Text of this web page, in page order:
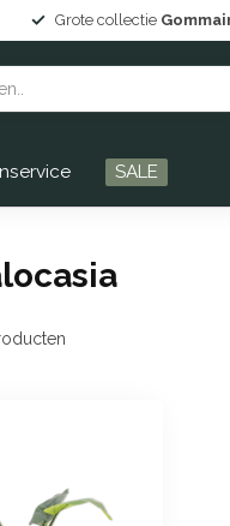
Grote collectie
SALE